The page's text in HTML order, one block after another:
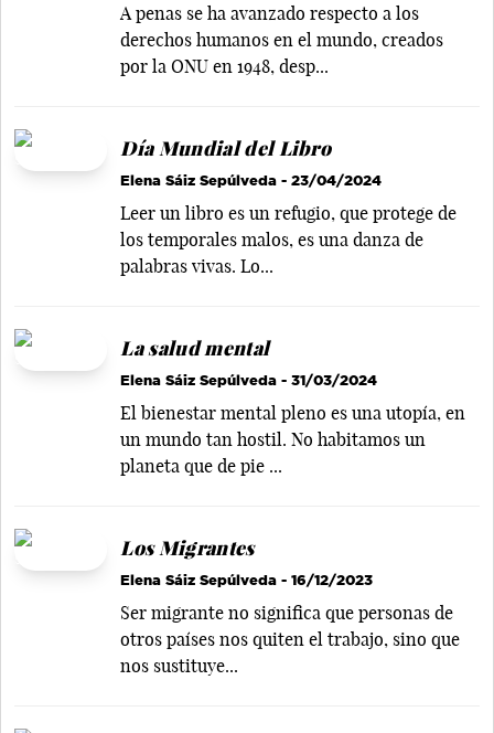
A penas se ha avanzado respecto a los
derechos humanos en el mundo, creados
por la ONU en 1948, desp...
Día Mundial del Libro
Elena Sáiz Sepúlveda - 23/04/2024
Leer un libro es un refugio, que protege de
los temporales malos, es una danza de
palabras vivas. Lo...
La salud mental
Elena Sáiz Sepúlveda - 31/03/2024
El bienestar mental pleno es una utopía, en
un mundo tan hostil. No habitamos un
planeta que de pie ...
Los Migrantes
Elena Sáiz Sepúlveda - 16/12/2023
Ser migrante no significa que personas de
otros países nos quiten el trabajo, sino que
nos sustituye...